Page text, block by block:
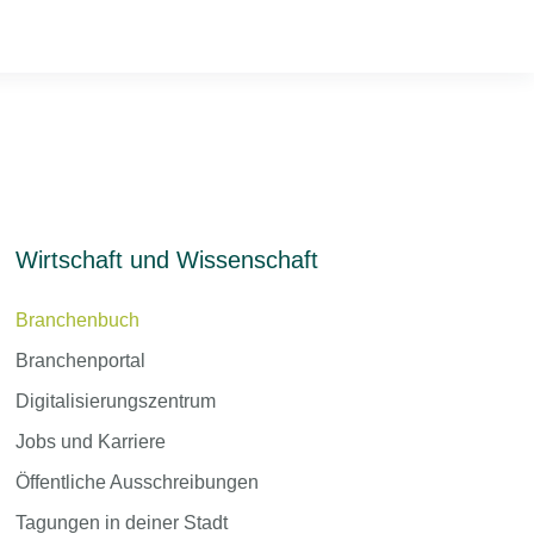
Wirtschaft und Wissenschaft
Branchenbuch
Branchenportal
Digitalisierungszentrum
Jobs und Karriere
Öffentliche Ausschreibungen
Tagungen in deiner Stadt